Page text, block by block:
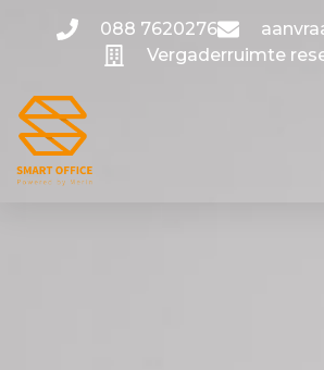
088 7620276
Vergaderruimte